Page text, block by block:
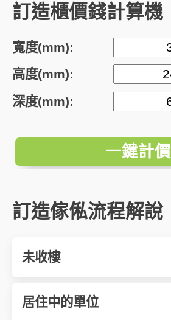
訂造櫃價錢計算機
寬度(mm):
高度(mm):
深度(mm):
一鍵計價
訂造傢俬流程解說
未收樓
居住中的單位